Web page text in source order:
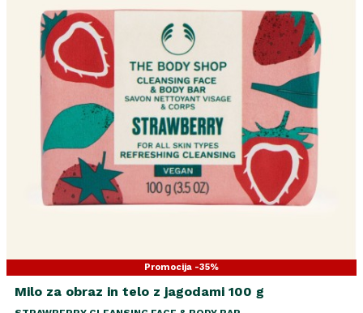
Promocija -35%
Milo za obraz in telo z jagodami 100 g